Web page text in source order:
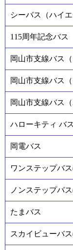
シーバス（ハイ
115周年記念バス
岡山市支線バス（
岡山市支線バス
岡山市支線バス（
ハローキティ バス
岡電バス
ワンステップバ
ノンステップバ
たまバス
スカイビューバ